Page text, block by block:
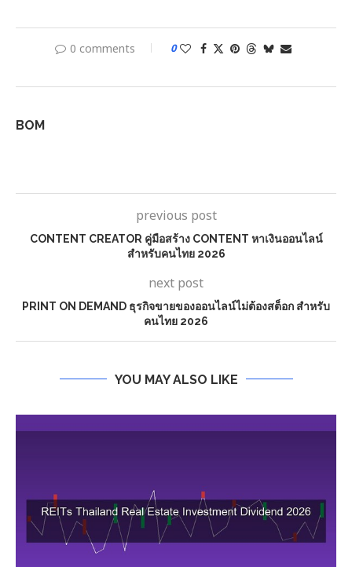
0 comments 0
BOM
previous post
CONTENT CREATOR คู่มือสร้าง CONTENT หาเงินออนไลน์
สำหรับคนไทย 2026
next post
PRINT ON DEMAND ธุรกิจขายของออนไลน์ไม่ต้องสต็อก สำหรับ
คนไทย 2026
YOU MAY ALSO LIKE